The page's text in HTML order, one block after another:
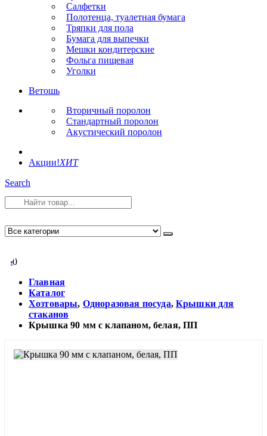
Салфетки
Полотенца, туалетная бумага
Тряпки для пола
Бумага для выпечки
Мешки кондитерские
Фольга пищевая
Уголки
Ветошь
Вторичный поролон
Стандартный поролон
Акустический поролон
Акции!ХИТ
Search
00
Главная
Каталог
Хозтовары, Одноразовая посуда, Крышки для
стаканов
Крышка 90 мм с клапаном, белая, ПП